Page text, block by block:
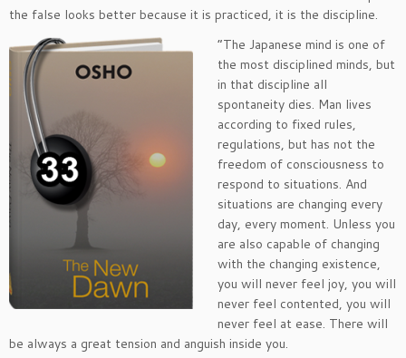
the false looks better because it is practiced, it is the discipline.
“The Japanese mind is one of
the most disciplined minds, but
in that discipline all
spontaneity dies. Man lives
according to fixed rules,
regulations, but has not the
freedom of consciousness to
respond to situations. And
situations are changing every
day, every moment. Unless you
are also capable of changing
with the changing existence,
you will never feel joy, you will
never feel contented, you will
never feel at ease. There will
be always a great tension and anguish inside you.